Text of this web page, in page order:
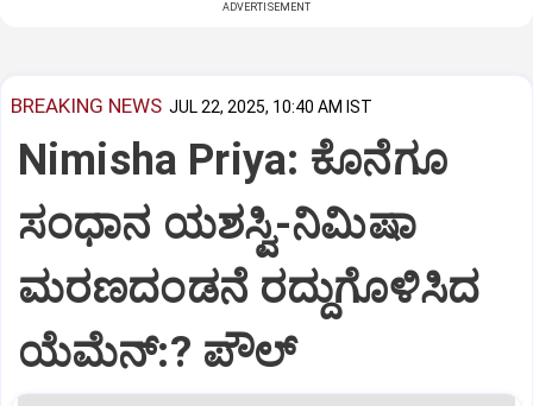
ADVERTISEMENT
BREAKING NEWS JUL 22, 2025, 10:40 AM IST
Nimisha Priya: ಕೊನೆಗೂ
ಸಂಧಾನ ಯಶಸ್ವಿ-ನಿಮಿಷಾ
ಮರಣದಂಡನೆ ರದ್ದುಗೊಳಿಸಿದ
ಯೆಮೆನ್:? ಪೌಲ್